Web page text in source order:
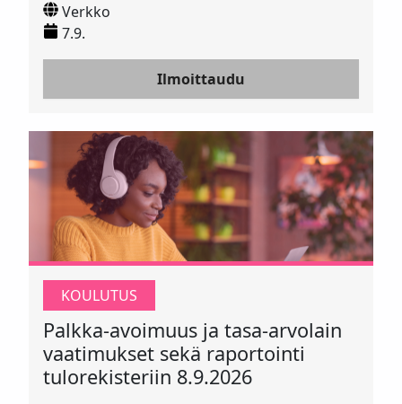
Verkko
7.9.
Ilmoittaudu
KOULUTUS
Palkka-avoimuus ja tasa-arvolain
vaatimukset sekä raportointi
tulorekisteriin 8.9.2026